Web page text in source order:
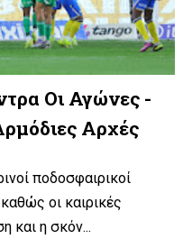
Οι Αγώνες -
Αρχές
ποδοσφαιρικοί
οι καιρικές
και η σκόν...